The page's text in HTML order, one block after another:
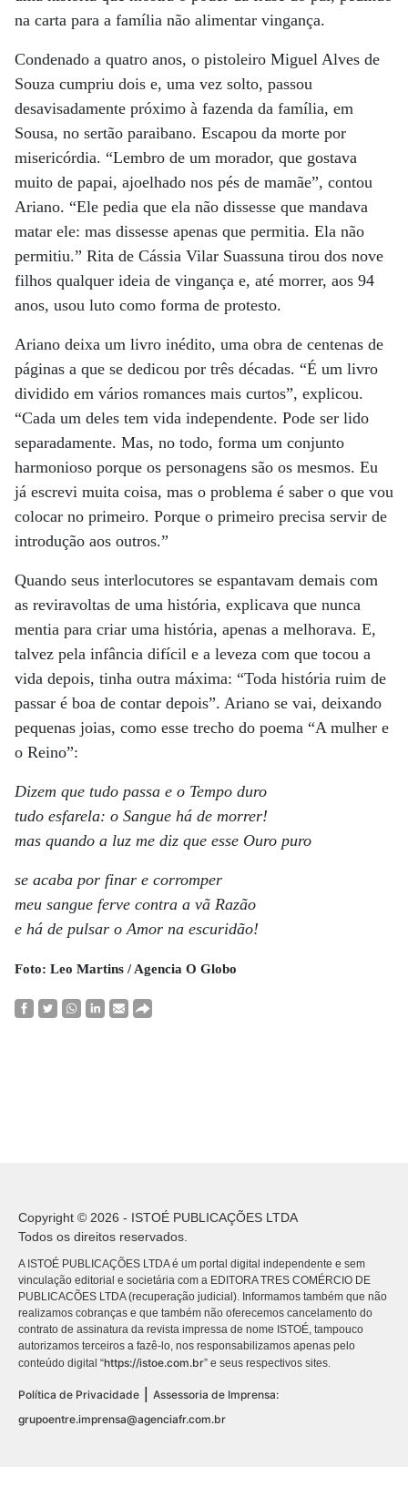
na carta para a família não alimentar vingança.
Condenado a quatro anos, o pistoleiro Miguel Alves de
Souza cumpriu dois e, uma vez solto, passou
desavisadamente próximo à fazenda da família, em
Sousa, no sertão paraibano. Escapou da morte por
misericórdia. “Lembro de um morador, que gostava
muito de papai, ajoelhado nos pés de mamãe”, contou
Ariano. “Ele pedia que ela não dissesse que mandava
matar ele: mas dissesse apenas que permitia. Ela não
permitiu.” Rita de Cássia Vilar Suassuna tirou dos nove
filhos qualquer ideia de vingança e, até morrer, aos 94
anos, usou luto como forma de protesto.
Ariano deixa um livro inédito, uma obra de centenas de
páginas a que se dedicou por três décadas. “É um livro
dividido em vários romances mais curtos”, explicou.
“Cada um deles tem vida independente. Pode ser lido
separadamente. Mas, no todo, forma um conjunto
harmonioso porque os personagens são os mesmos. Eu
já escrevi muita coisa, mas o problema é saber o que vou
colocar no primeiro. Porque o primeiro precisa servir de
introdução aos outros.”
Quando seus interlocutores se espantavam demais com
as reviravoltas de uma história, explicava que nunca
mentia para criar uma história, apenas a melhorava. E,
talvez pela infância difícil e a leveza com que tocou a
vida depois, tinha outra máxima: “Toda história ruim de
passar é boa de contar depois”. Ariano se vai, deixando
pequenas joias, como esse trecho do poema “A mulher e
o Reino”:
Dizem que tudo passa e o Tempo duro
tudo esfarela: o Sangue há de morrer!
mas quando a luz me diz que esse Ouro puro
se acaba por finar e corromper
meu sangue ferve contra a vã Razão
e há de pulsar o Amor na escuridão!
Foto: Leo Martins / Agencia O Globo
Copyright © 2026 - ISTOÉ PUBLICAÇÕES LTDA
Todos os direitos reservados.
A ISTOÉ PUBLICAÇÕES LTDA é um portal digital independente e sem
vinculação editorial e societária com a EDITORA TRES COMÉRCIO DE
PUBLICACÕES LTDA (recuperação judicial). Informamos também que não
realizamos cobranças e que também não oferecemos cancelamento do
contrato de assinatura da revista impressa de nome ISTOÉ, tampouco
autorizamos terceiros a fazê-lo, nos responsabilizamos apenas pelo
conteúdo digital “https://istoe.com.br” e seus respectivos sites.
Política de Privacidade
Assessoria de Imprensa:
grupoentre.imprensa@agenciafr.com.br